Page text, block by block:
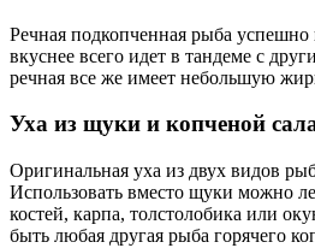
Речная подкопченная рыба успешно
вкуснее всего идет в тандеме с
речная все же имеет небольшую
Уха из щуки и копченой
Оригинальная уха из двух видов
Использовать вместо щуки можно
костей, карпа, толстолобика или
быть любая другая рыба горячего